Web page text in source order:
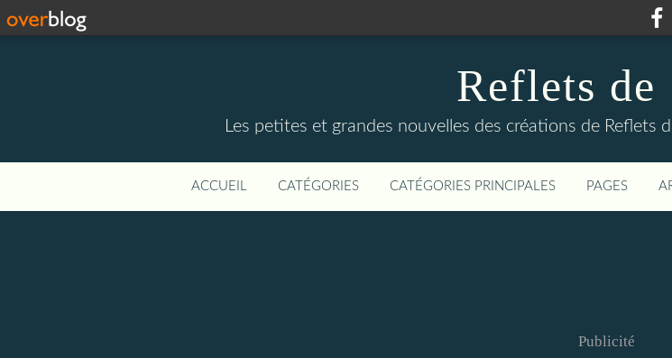
Reflets de
Les petites et grandes nouvelles des créations de Reflets
ACCUEIL CATÉGORIES CATÉGORIES PRINCIPALES PAGES
Publicité